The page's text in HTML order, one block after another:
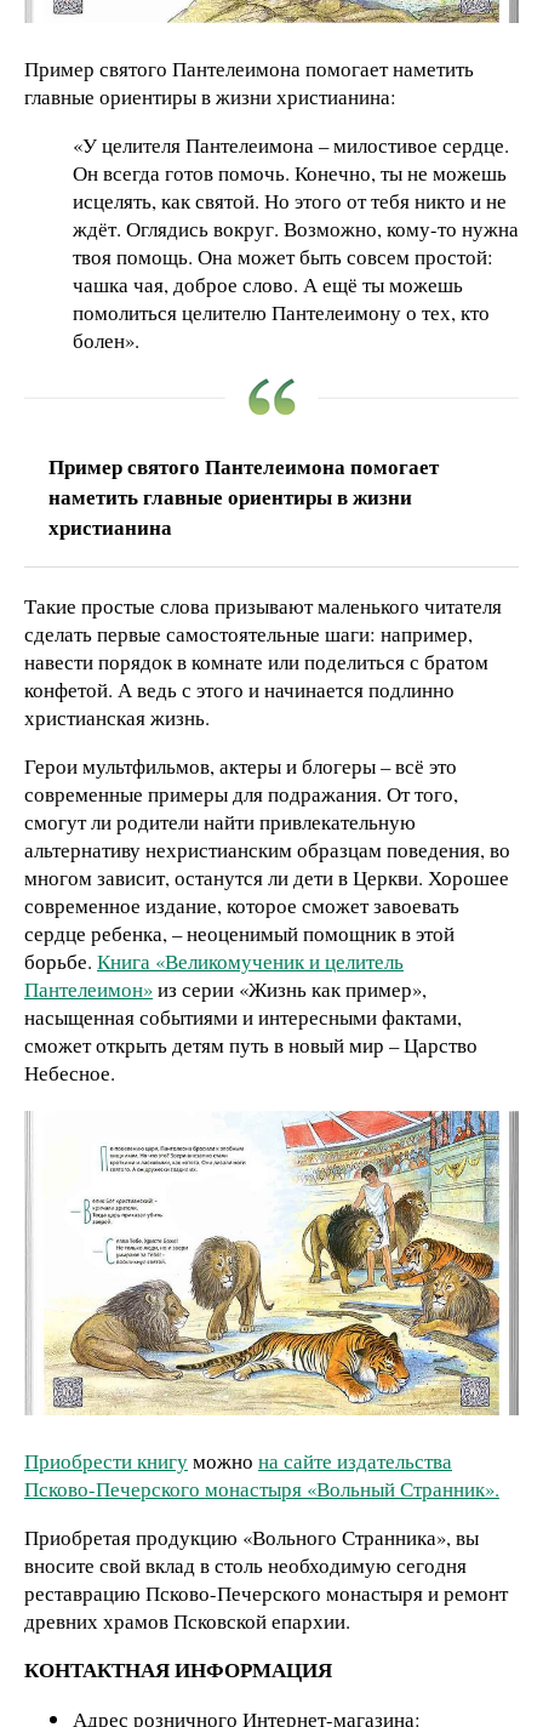
Пример святого Пантелеимона помогает наметить
главные ориентиры в жизни христианина:
«У целителя Пантелеимона – милостивое сердце.
Он всегда готов помочь. Конечно, ты не можешь
исцелять, как святой. Но этого от тебя никто и не
ждёт. Оглядись вокруг. Возможно, кому-то нужна
твоя помощь. Она может быть совсем простой:
чашка чая, доброе слово. А ещё ты можешь
помолиться целителю Пантелеимону о тех, кто
болен».
Пример святого Пантелеимона помогает
наметить главные ориентиры в жизни
христианина
Такие простые слова призывают маленького читателя
сделать первые самостоятельные шаги: например,
навести порядок в комнате или поделиться с братом
конфетой. А ведь с этого и начинается подлинно
христианская жизнь.
Герои мультфильмов, актеры и блогеры – всё это
современные примеры для подражания. От того,
смогут ли родители найти привлекательную
альтернативу нехристианским образцам поведения, во
многом зависит, останутся ли дети в Церкви. Хорошее
современное издание, которое сможет завоевать
сердце ребенка, – неоценимый помощник в этой
борьбе. Книга «Великомученик и целитель
Пантелеимон»из серии «Жизнь как пример»,
насыщенная событиями и интересными фактами,
сможет открыть детям путь в новый мир – Царство
Небесное.
Приобрести книгуможно на сайте издательства
Псково-Печерского монастыря «Вольный Странник».
Приобретая продукцию «Вольного Странника», вы
вносите свой вклад в столь необходимую сегодня
реставрацию Псково-Печерского монастыря и ремонт
древних храмов Псковской епархии.
КОНТАКТНАЯ ИНФОРМАЦИЯ
Адрес розничного Интернет-магазина: